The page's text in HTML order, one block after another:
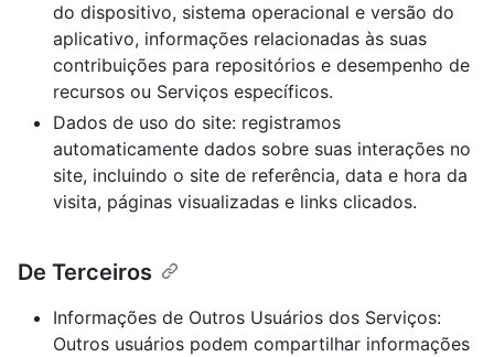
do dispositivo, sistema operacional e versão do
aplicativo, informações relacionadas às suas
contribuições para repositórios e desempenho de
recursos ou Serviços específicos.
Dados de uso do site: registramos
automaticamente dados sobre suas interações no
site, incluindo o site de referência, data e hora da
visita, páginas visualizadas e links clicados.
De Terceiros
Informações de Outros Usuários dos Serviços:
Outros usuários podem compartilhar informações